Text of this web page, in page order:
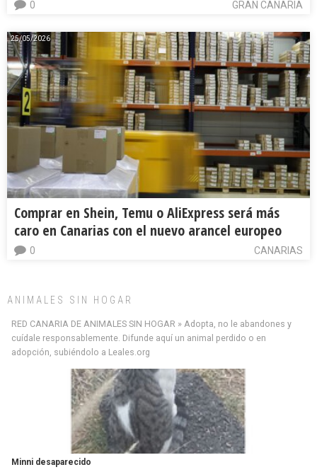
GRAN CANARIA
0
25/05/2026
Comprar en Shein, Temu o AliExpress será más
caro en Canarias con el nuevo arancel europeo
CANARIAS
0
ANIMALES SIN HOGAR
RED CANARIA DE ANIMALES SIN HOGAR » Adopta, no le abandones y
cuídale responsablemente. Difunde aquí un animal perdido o en
adopción, subiéndolo a Leales.org
Minni desaparecido